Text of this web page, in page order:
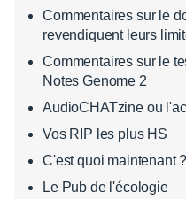
Commentaires sur le
revendiquent leurs
Commentaires sur le
Notes Genome 2
AudioCHATzine ou
Vos RIP les plus HS
C'est quoi maintenant ?
Le Pub de l'écologie